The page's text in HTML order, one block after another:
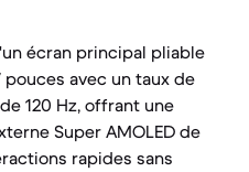
écran principal pliable
pouces avec un taux de
120 Hz, offrant une
Super AMOLED de
rapides sans